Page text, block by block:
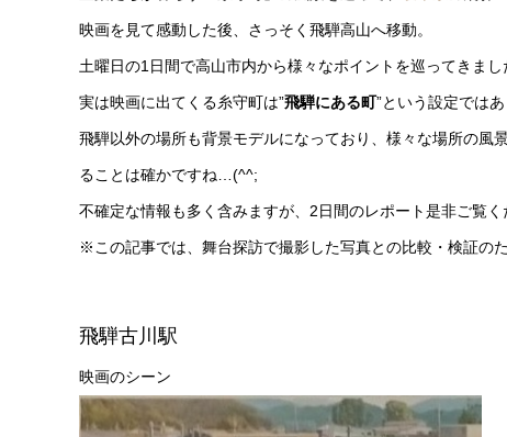
映画を見て感動した後、さっそく飛騨高山へ移動。
土曜日の1日間で高山市内から様々なポイントを巡ってきまし
実は映画に出てくる糸守町は”飛騨にある町”という設定では
飛騨以外の場所も背景モデルになっており、様々な場所の風
ることは確かですね…(^^;
不確定な情報も多く含みますが、2日間のレポート是非ご覧く
※この記事では、舞台探訪で撮影した写真との比較・検証の
飛騨古川駅
映画のシーン